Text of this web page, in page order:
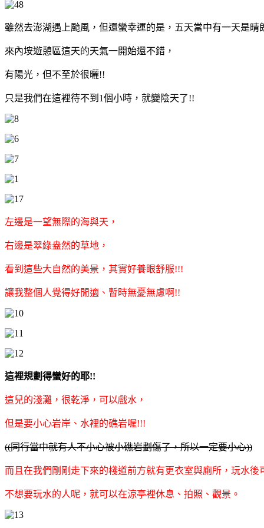
雖然去澎湖遇上颱風，但還蠻幸運的是，五天當中有一天是晴
來內垵遊憩區這天的天氣一開始還不錯，
有陽光，但不至於很曬!!
只是我們在這裡待不到1個小時，就變陰天了!!
左邊是一望無際的海與天，
右邊是翠綠盎然的草地，
看到這些大自然的美景，其實好養眼舒服!!!
讓我整個人覺得好閒適、暫時無憂無慮啊!!
這裡規劃得蠻好的耶!!
這兒的淺灘，很乾淨，可以戲水，
但是要小心岩岸、水裡的礁岩喔!!!
((同行當中就有人不小心被小礁岩劃傷了，所以一定要小心))
而且在我們剛剛走下來的棧道前方就有更衣室與廁所，玩水後
不想要玩水的人呢，就可以在涼亭裡休息、拍照、觀景。